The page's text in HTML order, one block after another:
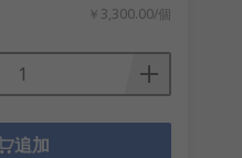
￥3,300.00/個
追加